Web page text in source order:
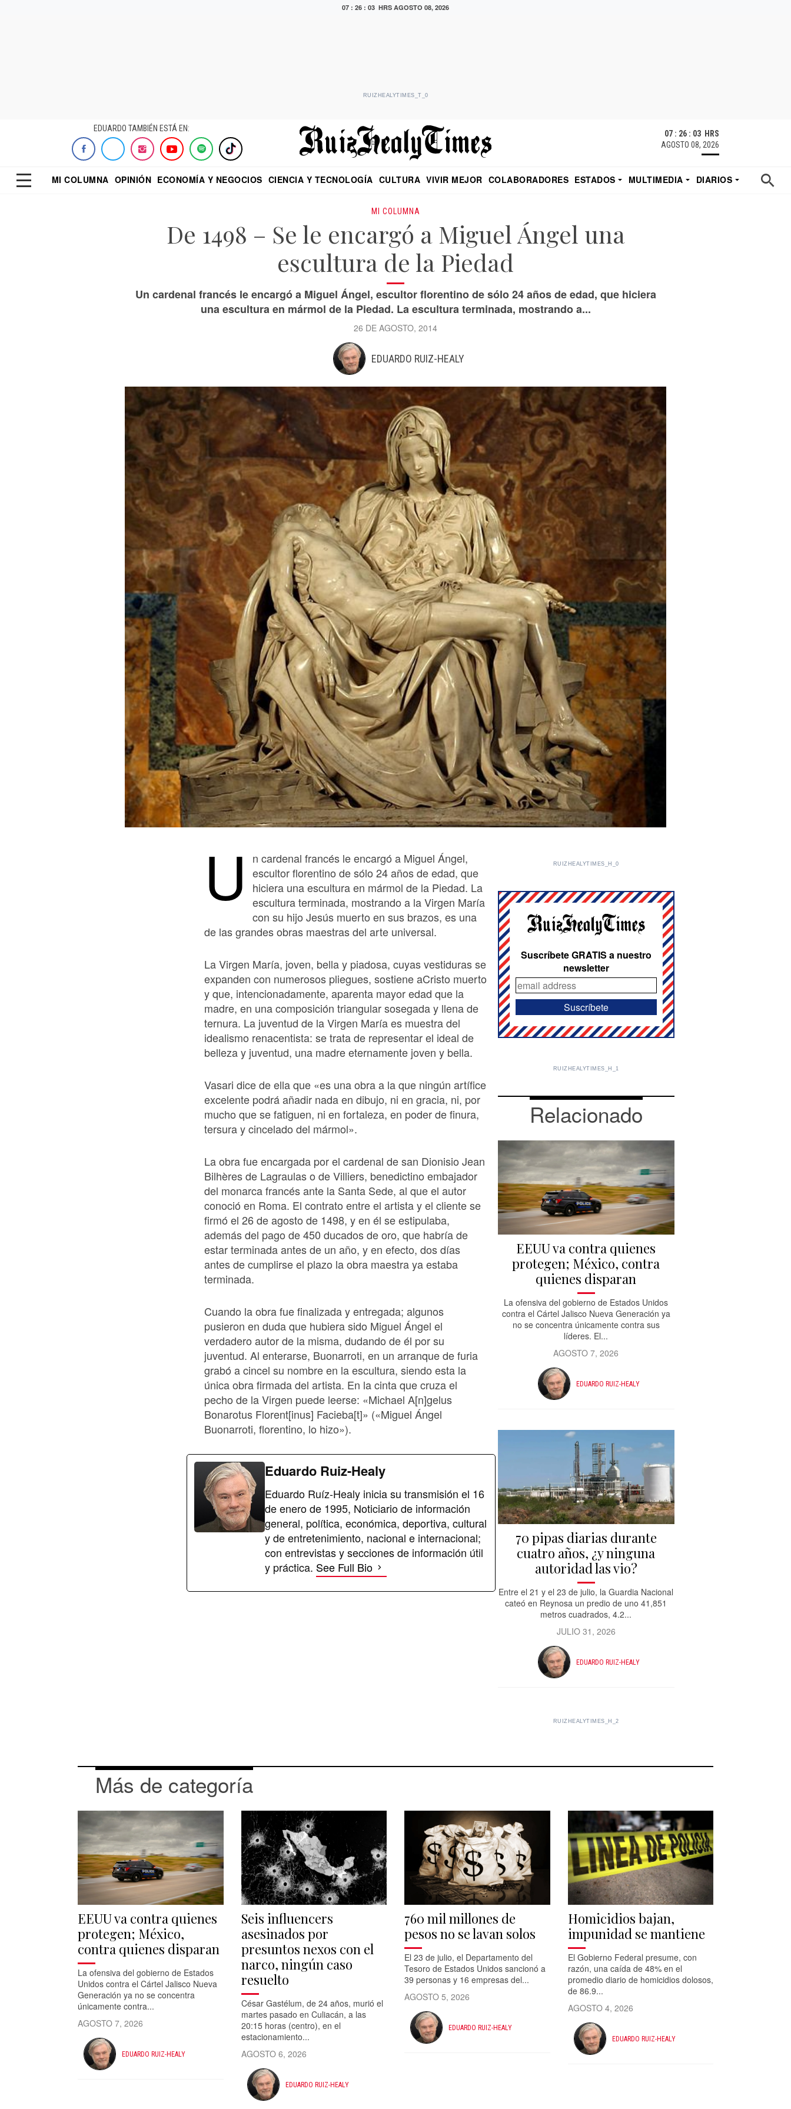
07 : 26 : 05 HRS AGOSTO 08, 2026
RUIZHEALYTIMES_T_0
EDUARDO TAMBIÉN ESTÁ EN:
07 : 26 : 05 HRS
AGOSTO 08, 2026
MI COLUMNA OPINIÓN ECONOMÍA Y NEGOCIOS CIENCIA Y TECNOLOGÍA CULTURA VIVIR MEJOR COLABORADORES ESTADOS MULTIMEDIA
DIARIOS
MI COLUMNA
De 1498 – Se le encargó a Miguel Ángel una
escultura de la Piedad
Un cardenal francés le encargó a Miguel Ángel, escultor florentino de sólo 24 años de edad, que hiciera
una escultura en mármol de la Piedad. La escultura terminada, mostrando a...
26 DE AGOSTO, 2014
EDUARDO RUIZ-HEALY
U
n cardenal francés le encargó a Miguel Ángel,
escultor florentino de sólo 24 años de edad, que
hiciera una escultura en mármol de la Piedad. La
escultura terminada, mostrando a la Virgen María
con su hijo Jesús muerto en sus brazos, es una
de las grandes obras maestras del arte universal.
La Virgen María, joven, bella y piadosa, cuyas vestiduras se
expanden con numerosos pliegues, sostiene aCristo muerto
y que, intencionadamente, aparenta mayor edad que la
madre, en una composición triangular sosegada y llena de
ternura. La juventud de la Virgen María es muestra del
idealismo renacentista: se trata de representar el ideal de
belleza y juventud, una madre eternamente joven y bella.
Vasari dice de ella que «es una obra a la que ningún artífice
excelente podrá añadir nada en dibujo, ni en gracia, ni, por
mucho que se fatiguen, ni en fortaleza, en poder de finura,
tersura y cincelado del mármol».
La obra fue encargada por el cardenal de san Dionisio Jean
Bilhères de Lagraulas o de Villiers, benedictino embajador
del monarca francés ante la Santa Sede, al que el autor
conoció en Roma. El contrato entre el artista y el cliente se
firmó el 26 de agosto de 1498, y en él se estipulaba,
además del pago de 450 ducados de oro, que habría de
estar terminada antes de un año, y en efecto, dos días
antes de cumplirse el plazo la obra maestra ya estaba
terminada.
Cuando la obra fue finalizada y entregada; algunos
pusieron en duda que hubiera sido Miguel Ángel el
verdadero autor de la misma, dudando de él por su
juventud. Al enterarse, Buonarroti, en un arranque de furia
grabó a cincel su nombre en la escultura, siendo esta la
única obra firmada del artista. En la cinta que cruza el
pecho de la Virgen puede leerse: «Michael A[n]gelus
Bonarotus Florent[inus] Facieba[t]» («Miguel Ángel
Buonarroti, florentino, lo hizo»).
Eduardo Ruiz-Healy
Eduardo Ruíz-Healy inicia su transmisión el 16
de enero de 1995, Noticiario de información
general, política, económica, deportiva, cultural
y de entretenimiento, nacional e internacional;
con entrevistas y secciones de información útil
y práctica. See Full Bio
RUIZHEALYTIMES_H_0
Suscríbete GRATIS a nuestro
newsletter
RUIZHEALYTIMES_H_1
Relacionado
EEUU va contra quienes
protegen; México, contra
quienes disparan
La ofensiva del gobierno de Estados Unidos
contra el Cártel Jalisco Nueva Generación ya
no se concentra únicamente contra sus
líderes. El...
AGOSTO 7, 2026
EDUARDO RUIZ-HEALY
70 pipas diarias durante
cuatro años, ¿y ninguna
autoridad las vio?
Entre el 21 y el 23 de julio, la Guardia Nacional
cateó en Reynosa un predio de uno 41,851
metros cuadrados, 4.2...
JULIO 31, 2026
EDUARDO RUIZ-HEALY
RUIZHEALYTIMES_H_2
Más de categoría
EEUU va contra quienes
protegen; México,
contra quienes disparan
La ofensiva del gobierno de Estados
Unidos contra el Cártel Jalisco Nueva
Generación ya no se concentra
únicamente contra...
AGOSTO 7, 2026
EDUARDO RUIZ-HEALY
Seis influencers
asesinados por
presuntos nexos con el
narco, ningún caso
resuelto
César Gastélum, de 24 años, murió el
martes pasado en Culiacán, a las
20:15 horas (centro), en el
estacionamiento...
AGOSTO 6, 2026
EDUARDO RUIZ-HEALY
760 mil millones de
pesos no se lavan solos
El 23 de julio, el Departamento del
Tesoro de Estados Unidos sancionó a
39 personas y 16 empresas del...
AGOSTO 5, 2026
EDUARDO RUIZ-HEALY
Homicidios bajan,
impunidad se mantiene
El Gobierno Federal presume, con
razón, una caída de 48% en el
promedio diario de homicidios dolosos,
de 86.9...
AGOSTO 4, 2026
EDUARDO RUIZ-HEALY